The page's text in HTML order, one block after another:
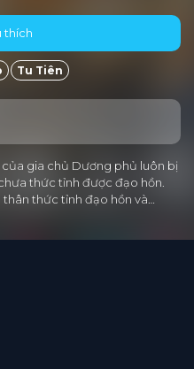
thích
Tu Tiên
gia chủ Dương phủ luôn bị
thức tỉnh được đạo hồn.
thức tỉnh đạo hồn và…